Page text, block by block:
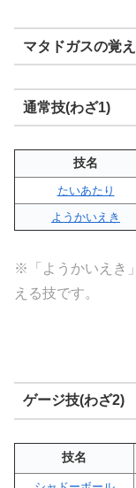
マタドガスの覚
通常技(わざ1)
技名
たいあたり
ようかいえき
※「ようかいえき
える技です。
ゲージ技(わざ2)
技名